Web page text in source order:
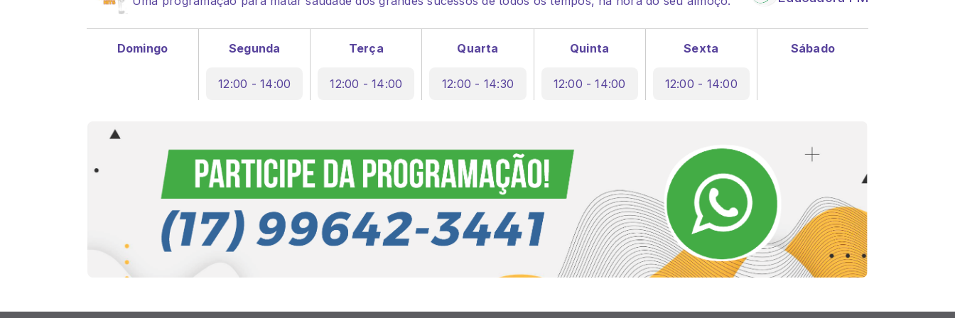
Domingo Segunda
12:00 - 14:00
Terça
12:00 - 14:00
Quarta
12:00 - 14:30
Quinta
12:00 - 14:00
Sexta
12:00 - 14:00
Sábado